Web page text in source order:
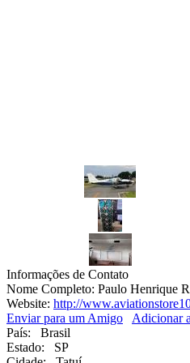
Informações de Contato
Nome Completo: Paulo Henrique
Website: http://
Enviar para um Amigo
Adicionar
País: Brasil
Estado: SP